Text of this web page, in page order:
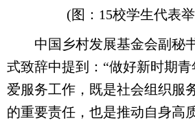
(图：15校学生代表举
中国乡村发展基金会副秘
式致辞中提到：“做好新时期
爱服务工作，既是社会组织服
的重要责任，也是推动自身高